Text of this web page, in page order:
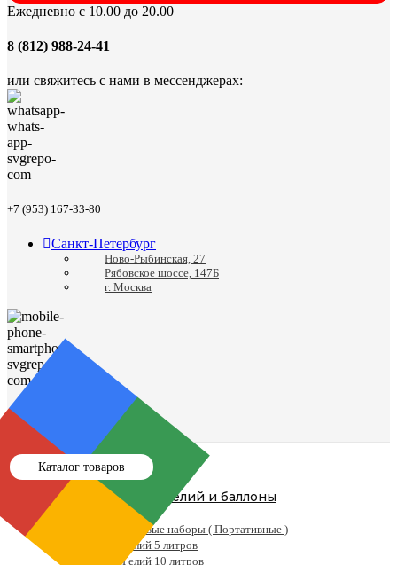
Ежедневно с 10.00 до 20.00
8 (812) 988-24-41
или свяжитесь с нами в мессенджерах:
+7 (953) 167-33-80
Санкт-Петербург
Ново-Рыбинская, 27
Рябовское шоссе, 147Б
г. Москва
8 (812) 988-24-41
Каталог товаров
Гелий и баллоны
Готовые наборы ( Портативные )
Гелий 5 литров
Гелий 10 литров